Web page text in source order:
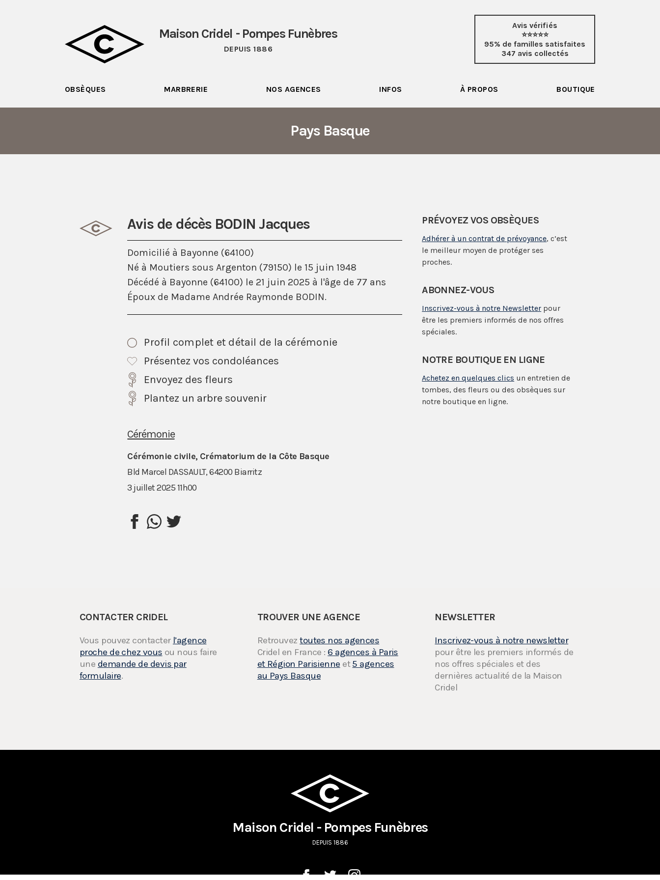
Maison Cridel - Pompes Funèbres
DEPUIS 1886
Avis vérifiés
⭐⭐⭐⭐⭐
95% de familles satisfaites
347 avis collectés
OBSÈQUES MARBRERIE NOS AGENCES INFOS À PROPOS BOUTIQUE
Pays Basque
Avis de décès BODIN Jacques
Domicilié à Bayonne (64100)
Né à Moutiers sous Argenton (79150) le 15 juin 1948
Décédé à Bayonne (64100) le 21 juin 2025 à l'âge de 77 ans
Époux de Madame Andrée Raymonde BODIN.
Profil complet et détail de la cérémonie
Présentez vos condoléances
Envoyez des fleurs
Plantez un arbre souvenir
Cérémonie
Cérémonie civile, Crématorium de la Côte Basque
Bld Marcel DASSAULT, 64200 Biarritz
3 juillet 2025 11h00
PRÉVOYEZ VOS OBSÈQUES
Adhérer à un contrat de prévoyance, c’est
le meilleur moyen de protéger ses
proches.
ABONNEZ-VOUS
Inscrivez-vous à notre Newsletter pour
être les premiers informés de nos offres
spéciales.
NOTRE BOUTIQUE EN LIGNE
Achetez en quelques clics un entretien de
tombes, des fleurs ou des obsèques sur
notre boutique en ligne.
CONTACTER CRIDEL
Vous pouvez contacter l’agence
proche de chez vous ou nous faire
une demande de devis par
formulaire.
TROUVER UNE AGENCE
Retrouveztoutes nos agences
Cridel en France : 6 agences à Paris
et Région Parisienne et5 agences
au Pays Basque
NEWSLETTER
Inscrivez-vous à notre newsletter
pour être les premiers informés de
nos offres spéciales et des
dernières actualité de la Maison
Cridel
Maison Cridel - Pompes Funèbres
DEPUIS 1886